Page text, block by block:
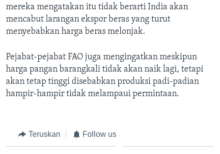
mereka mengatakan itu tidak berarti India akan
mencabut larangan ekspor beras yang turut
menyebabkan harga beras melonjak.
Pejabat-pejabat FAO juga mengingatkan meskipun
harga pangan barangkali tidak akan naik lagi, tetapi
akan tetap tinggi disebabkan produksi padi-padian
hampir-hampir tidak melampaui permintaan.
Teruskan Follow us